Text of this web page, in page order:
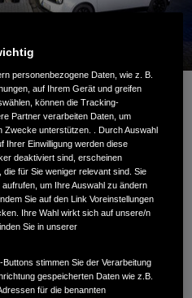
absolvieren
Manager erhalten
mit CCS-
zeigen, dass
beitragen können
personenbezogene Daten, wie z. B.
auf Ihrem Gerät und greifen
können die Tracking-
Partner verarbeiten Daten, um
Zwecke unterstützen. . Durch Auswahl
Ihrer Einwilligung werden diese
deaktiviert sind, erscheinen
für Sie weniger relevant sind. Sie
um Ihre Auswahl zu ändern
Sie auf den Link Voreinstellungen
Ihre Wahl wirkt sich auf unsere/n
Sie in unserer
stimmen Sie der Verarbeitung
gespeicherten Daten wie z.B.
für die benannten